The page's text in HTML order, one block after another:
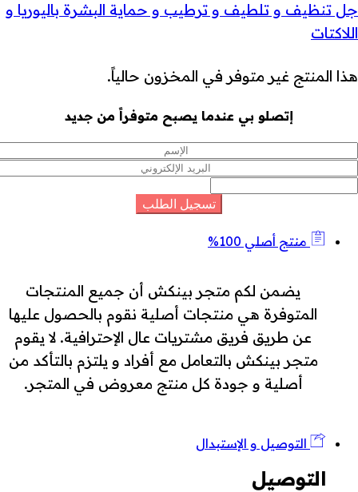
جل تنظيف و تلطيف و ترطيب و حماية البشرة باليوريا و
اللاكتات
هذا المنتج غير متوفر في المخزون حالياً.
إتصلو بي عندما يصبح متوفراً من جديد
منتج أصلي 100%
يضمن لكم متجر بينكش أن جميع المنتجات
المتوفرة هي منتجات أصلية نقوم بالحصول عليها
عن طريق فريق مشتريات عال الإحترافية. لا يقوم
متجر بينكش بالتعامل مع أفراد و يلتزم بالتأكد من
أصلية و جودة كل منتج معروض في المتجر.
التوصيل و الإستبدال
التوصيل